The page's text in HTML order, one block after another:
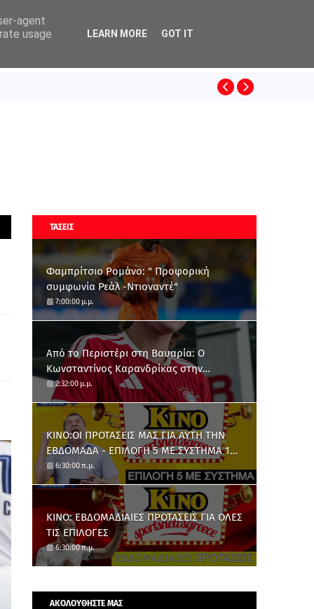
ΤΑΣΕΙΣ
Φαμπρίτσιο Ρομάνο: " Προφορική
συμφωνία Ρεάλ -Ντιοναντέ"
7:00:00 μ.μ.
Από το Περιστέρι στη Βαυαρία: O
Κωνσταντίνος Καρανδρίκας στην
Μπάγερν Μονάχου
2:32:00 μ.μ.
ΚΙΝΟ:ΟΙ ΠΡΟΤΑΣΕΙΣ ΜΑΣ ΓΙΑ ΑΥΤΗ ΤΗΝ
ΕΒΔΟΜΑΔΑ - ΕΠΙΛΟΓΗ 5 ΜΕ ΣΥΣΤΗΜΑ 10
ΑΡΙΘΜΩΝ
6:30:00 π.μ.
ΚΙΝΟ: ΕΒΔΟΜΑΔΙΑΙΕΣ ΠΡΟΤΑΣΕΙΣ ΓΙΑ ΟΛΕΣ
ΤΙΣ ΕΠΙΛΟΓΕΣ
6:30:00 π.μ.
ΑΚΟΛΟΥΘΗΣΤΕ ΜΑΣ
agent
usage
LEARN MORE GOT IT